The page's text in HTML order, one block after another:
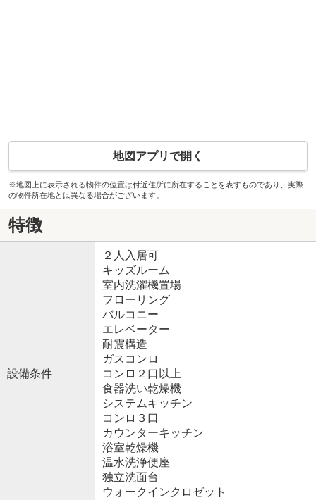
地図アプリで開く
※地図上に表示される物件の位置は付近住所に所在することを表すものであり、実際
の物件所在地とは異なる場合がございます。
特徴
設備条件
２人入居可
キッズルーム
室内洗濯機置場
フローリング
バルコニー
エレベーター
耐震構造
ガスコンロ
コンロ２口以上
食器洗い乾燥機
システムキッチン
コンロ３口
カウンターキッチン
浴室乾燥機
温水洗浄便座
独立洗面台
ウォークインクロゼット